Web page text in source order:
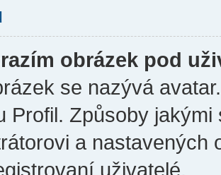
obrázek pod
se nazývá
Profil. Způsoby
a nastavených
uživatelé.